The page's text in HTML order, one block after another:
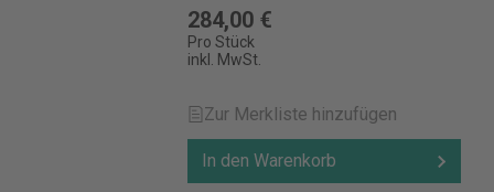
284,00 €
Pro Stück
inkl. MwSt.
Zur Merkliste hinzufügen
In den Warenkorb